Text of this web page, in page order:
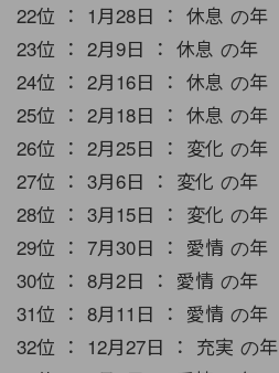
22位 ： 1月28日 ： 休息 の年
23位 ： 2月9日 ： 休息 の年
24位 ： 2月16日 ： 休息 の年
25位 ： 2月18日 ： 休息 の年
26位 ： 2月25日 ： 変化 の年
27位 ： 3月6日 ： 変化 の年
28位 ： 3月15日 ： 変化 の年
29位 ： 7月30日 ： 愛情 の年
30位 ： 8月2日 ： 愛情 の年
31位 ： 8月11日 ： 愛情 の年
32位 ： 12月27日 ： 充実 の年